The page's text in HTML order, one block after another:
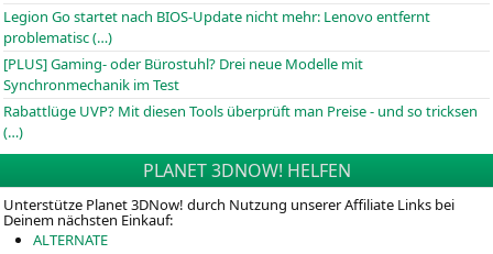
Legion Go startet nach BIOS-Update nicht mehr: Lenovo entfernt
problematisc (…)
[PLUS] Gaming- oder Bürostuhl? Drei neue Modelle mit
Synchronmechanik im Test
Rabattlüge UVP? Mit diesen Tools überprüft man Preise - und so tricksen
(…)
PLANET 3DNOW! HELFEN
Unterstütze Planet 3DNow! durch Nutzung unserer Affiliate Links bei
Deinem nächsten Einkauf:
ALTERNATE